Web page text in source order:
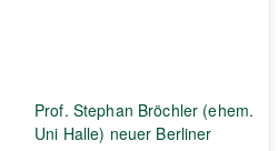
Prof. Stephan Bröchler (ehem.
Uni Halle) neuer Berliner